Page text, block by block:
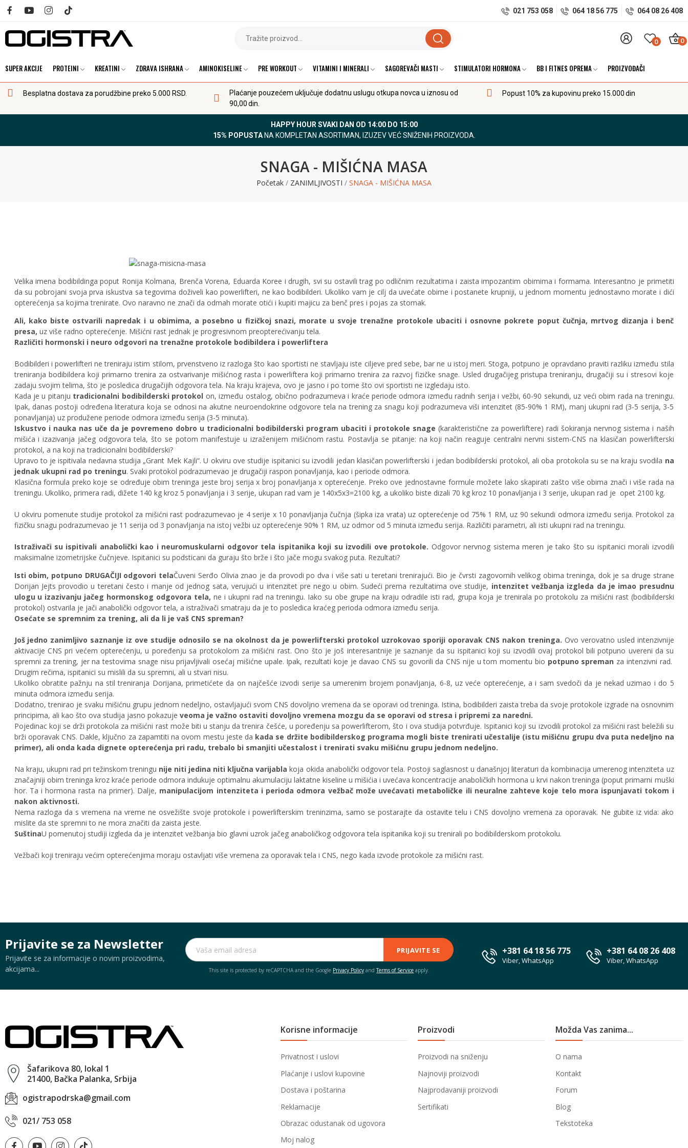
021 753 058 064 18 56 775 064 08 26 408
0 0
SUPER AKCIJE PROTEINI KREATINI ZDRAVA ISHRANA AMINOKISELINE PRE WORKOUT VITAMINI I MINERALI SAGOREVAČI MASTI STIMULATORI HORMONA BB I FITNES OPREMA PROIZVOĐAČI
Besplatna dostava za porudžbine preko 5.000 RSD.
Plaćanje pouzećem uključuje dodatnu uslugu otkupa novca u iznosu od
90,00 din.
Popust 10% za kupovinu preko 15.000 din
HAPPY HOUR SVAKI DAN OD 14:00 DO 15:00
15% POPUSTANA KOMPLETAN ASORTIMAN, IZUZEV VEĆ SNIŽENIH PROIZVODA.
SNAGA - MIŠIĆNA MASA
Početak ZANIMLJIVOSTI SNAGA - MIŠIĆNA MASA
Velika imena bodibildinga poput Ronija Kolmana, Brenča Vorena, Eduarda Koree i drugih, svi su ostavili trag po odličnim rezultatima i zaista impozantim obimima i formama. Interesantno je primetiti
da su pobrojani svoja prva iskustva sa tegovima doživeli kao powerlifteri, ne kao bodibilderi. Ukoliko vam je cilj da uvećate obime i postanete krupniji, u jednom momentu jednostavno morate i dići
opterećenja sa kojima trenirate. Ovo naravno ne znači da odmah morate otići i kupiti majicu za benč pres i pojas za stomak.
Ali, kako biste ostvarili napredak i u obimima, a posebno u fizičkoj snazi, morate u svoje trenažne protokole ubaciti i osnovne pokrete poput čučnja, mrtvog dizanja i benč
presa, uz više radno opterećenje. Mišićni rast jednak je progresivnom preopterećivanju tela.
Različiti hormonski i neuro odgovori na trenažne protokole bodibildera i powerliftera
Bodibilderi i powerlifteri ne treniraju istim stilom, prvenstveno iz razloga što kao sportisti ne stavljaju iste ciljeve pred sebe, bar ne u istoj meri. Stoga, potpuno je opravdano praviti razliku između stila
treniranja bodibildera koji primarno trenira za ostvarivanje mišićnog rasta i powerliftera koji primarno trenira za razvoj fizičke snage. Usled drugačijeg pristupa treniranju, drugačiji su i stresovi koje
zadaju svojim telima, što je posledica drugačijih odgovora tela. Na kraju krajeva, ovo je jasno i po tome što ovi sportisti ne izgledaju isto.
Kada je u pitanju tradicionalni bodibilderski protokol on, između ostalog, obično podrazumeva i kraće periode odmora između radnih serija i vežbi, 60-90 sekundi, uz veći obim rada na treningu.
Ipak, danas postoji određena literatura koja se odnosi na akutne neuroendokrine odgovore tela na trening za snagu koji podrazumeva viši intenzitet (85-90% 1 RM), manj ukupni rad (3-5 serija, 3-5
ponavljanja) uz produžene periode odmora između serija (3-5 minuta).
Iskustvo i nauka nas uče da je povremeno dobro u tradicionalni bodibilderski program ubaciti i protokole snage(karakteristične za powerliftere) radi šokiranja nervnog sistema i naših
mišića i izazivanja jačeg odgovora tela, što se potom manifestuje u izraženijem mišićnom rastu. Postavlja se pitanje: na koji način reaguje centralni nervni sistem-CNS na klasičan powerlifterski
protokol, a na koji na tradicionalni bodibilderski?
Upravo to je ispitivala nedavna studija „Grant Mek Kajli“. U okviru ove studije ispitanici su izvodili jedan klasičan powerlifterski i jedan bodibilderski protokol, ali oba protokola su se na kraju svodila na
jednak ukupni rad po treningu. Svaki protokol podrazumevao je drugačiji raspon ponavljanja, kao i periode odmora.
Klasična formula preko koje se određuje obim treninga jeste broj serija x broj ponavljanja x opterećenje. Preko ove jednostavne formule možete lako skapirati zašto više obima znači i više rada na
treningu. Ukoliko, primera radi, dižete 140 kg kroz 5 ponavljanja i 3 serije, ukupan rad vam je 140x5x3=2100 kg, a ukoliko biste dizali 70 kg kroz 10 ponavljanja i 3 serije, ukupan rad je opet 2100 kg.
U okviru pomenute studije protokol za mišićni rast podrazumevao je 4 serije x 10 ponavljanja čučnja (šipka iza vrata) uz opterećenje od 75% 1 RM, uz 90 sekundi odmora između serija. Protokol za
fizičku snagu podrazumevao je 11 serija od 3 ponavljanja na istoj vežbi uz opterećenje 90% 1 RM, uz odmor od 5 minuta između serija. Različiti parametri, ali isti ukupni rad na treningu.
Istraživači su ispitivali anabolički kao i neuromuskularni odgovor tela ispitanika koji su izvodili ove protokole. Odgovor nervnog sistema meren je tako što su ispitanici morali izvodili
maksimalne izometrijske čučnjeve. Ispitanici su podsticani da guraju što brže i što jače mogu svakog puta. Rezultati?
Isti obim, potpuno DRUGAČIJI odgovori telaČuveni Serđo Olivia znao je da provodi po dva i više sati u teretani trenirajući. Bio je čvrsti zagovornih velikog obima treninga, dok je sa druge strane
Dorijan Jejts provodio u teretani često i manje od jednog sata, verujući u intenzitet pre nego u obim. Sudeći prema rezultatima ove studije, intenzitet vežbanja izgleda da je imao presudnu
ulogu u izazivanju jačeg hormonskog odgovora tela,ne i ukupni rad na treningu. Iako su obe grupe na kraju odradile isti rad, grupa koja je trenirala po protokolu za mišićni rast (bodibilderski
protokol) ostvarila je jači anabolički odgovor tela, a istraživači smatraju da je to posledica kraćeg perioda odmora između serija.
Osećate se spremnim za trening, ali da li je vaš CNS spreman?
Još jedno zanimljivo saznanje iz ove studije odnosilo se na okolnost da je powerlifterski protokol uzrokovao sporiji oporavak CNS nakon treninga. Ovo verovatno usled intenzivnije
aktivacije CNS pri većem opterećenju, u poređenju sa protokolom za mišićni rast. Ono što je još interesantnije je saznanje da su ispitanici koji su izvodili ovaj protokol bili potpuno uvereni da su
spremni za trening, jer na testovima snage nisu prijavljivali osećaj mišićne upale. Ipak, rezultati koje je davao CNS su govorili da CNS nije u tom momentu bio potpuno spreman za intenzivni rad.
Drugim rečima, ispitanici su mislili da su spremni, ali u stvari nisu.
Ukoliko obratite pažnju na stil treniranja Dorijana, primetićete da on najčešće izvodi serije sa umerenim brojem ponavljanja, 6-8, uz veće opterećenje, a i sam svedoči da je nekad uzimao i do 5
minuta odmora između serija.
Dodatno, trenirao je svaku mišićnu grupu jednom nedeljno, ostavljajući svom CNS dovoljno vremena da se oporavi od treninga. Istina, bodibilderi zaista treba da svoje protokole izgrade na osnovnim
principima, ali kao što ova studija jasno pokazuje veoma je važno ostaviti dovoljno vremena mozgu da se oporavi od stresa i pripremi za naredni.
Pojedinac koji se drži protokola za mišićni rast može biti u stanju da trenira češće, u poređenju sa powerlifterom, što i ova studija potvrđuje. Ispitanici koji su izvodili protokol za mišićni rast beležili su
brži oporavak CNS. Dakle, ključno za zapamtiti na ovom mestu jeste da kada se držite bodibilderskog programa mogli biste trenirati učestalije (istu mišićnu grupu dva puta nedeljno na
primer), ali onda kada dignete opterećenja pri radu, trebalo bi smanjiti učestalost i trenirati svaku mišićnu grupu jednom nedeljno.
Na kraju, ukupni rad pri težinskom treningu nije niti jedina niti ključna varijablakoja okida anabolički odgovor tela. Postoji saglasnost u današnjoj literaturi da kombinacija umerenog intenziteta uz
značajniji obim treninga kroz kraće periode odmora indukuje optimalnu akumulaciju laktatne kiseline u mišićia i uvećava koncentracije anaboličkih hormona u krvi nakon treninga (poput primarni muški
hor. Ta i hormona rasta na primer). Dalje, manipulacijom intenziteta i perioda odmora vežbač može uvećavati metaboličke ili neuralne zahteve koje telo mora ispunjavati tokom i
nakon aktivnosti.
Nema razloga da s vremena na vreme ne osvežište svoje protokole i powerlifterskim treninzima, samo se postarajte da ostavite telu i CNS dovoljno vremena za oporavak. Ne gubite iz vida: ako
mislite da ste spremni to ne mora značiti da zaista jeste.
SuštinaU pomenutoj studiji izgleda da je intenzitet vežbanja bio glavni uzrok jačeg anaboličkog odgovora tela ispitanika koji su trenirali po bodibilderskom protokolu.
Vežbači koji treniraju većim opterećenjima moraju ostavljati više vremena za oporavak tela i CNS, nego kada izvode protokole za mišićni rast.
Prijavite se za Newsletter
Prijavite se za informacije o novim proizvodima,
akcijama...
PRIJAVITE SE
This site is protected by reCAPTCHA and the Google Privacy Policy andTerms of Service apply.
+381 64 18 56 775
Viber, WhatsApp
+381 64 08 26 408
Viber, WhatsApp
Šafarikova 80, lokal 1
21400, Bačka Palanka, Srbija
ogistrapodrska@gmail.com
021/ 753 058
Korisne informacije
Privatnost i uslovi
Plaćanje i uslovi kupovine
Dostava i poštarina
Reklamacije
Obrazac odustanak od ugovora
Moj nalog
Proizvodi
Proizvodi na sniženju
Najnoviji proizvodi
Najprodavaniji proizvodi
Sertifikati
Možda Vas zanima...
O nama
Kontakt
Forum
Blog
Tekstoteka